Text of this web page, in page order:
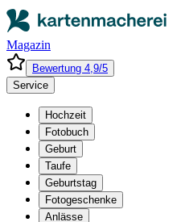
Magazin
Bewertung 4,9/5
Service
Hochzeit
Fotobuch
Geburt
Taufe
Geburtstag
Fotogeschenke
Anlässe